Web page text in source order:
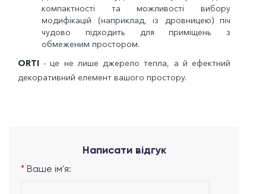
компактності та можливості вибору
модифікацій (наприклад, із дровницею) піч
чудово підходить для приміщень з
обмеженим простором.
ORTI- це не лише джерело тепла, а й ефектний
декоративний елемент вашого простору.
Написати відгук
Ваше ім'я: